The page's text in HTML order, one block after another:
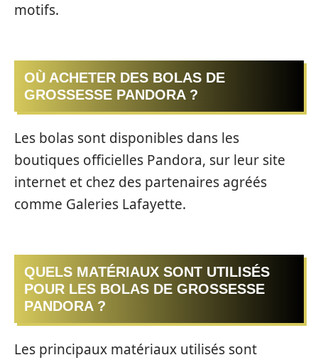
motifs.
OÙ ACHETER DES BOLAS DE
GROSSESSE PANDORA ?
Les bolas sont disponibles dans les
boutiques officielles Pandora, sur leur site
internet et chez des partenaires agréés
comme Galeries Lafayette.
QUELS MATÉRIAUX SONT UTILISÉS
POUR LES BOLAS DE GROSSESSE
PANDORA ?
Les principaux matériaux utilisés sont